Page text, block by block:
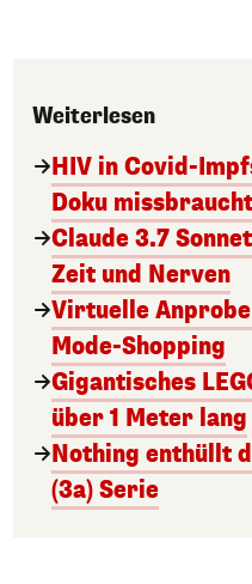
Weiterlesen
HIV in Covid-
Doku missbraucht
Claude 3.7
Zeit und Nerven
Virtuelle
Mode-Shopping
Gigantisches
über 1 Meter lang
Nothing enthüllt
(3a) Serie